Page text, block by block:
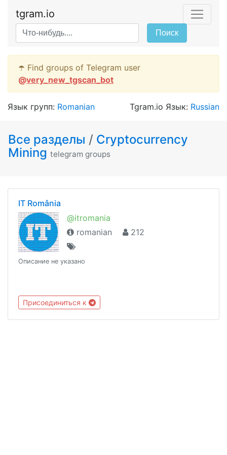
tgram.io
Поиск
☂️ Find groups of Telegram user
@very_new_tgscan_bot
Язык групп: Romanian Tgram.io Язык: Russian
Все разделы / Cryptocurrency
Mining telegram groups
IT România
@itromania
romanian
212
Описание не указано
Присоединиться к